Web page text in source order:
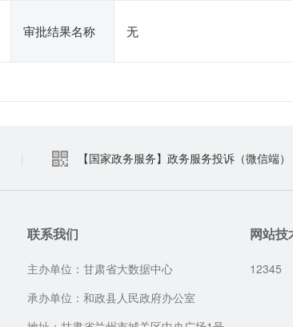
审批结果名称 无
【国家政务服务】政务服务投诉（微信端）
联系我们
主办单位：甘肃省大数据中心
承办单位：和政县人民政府办公室
网站技
12345